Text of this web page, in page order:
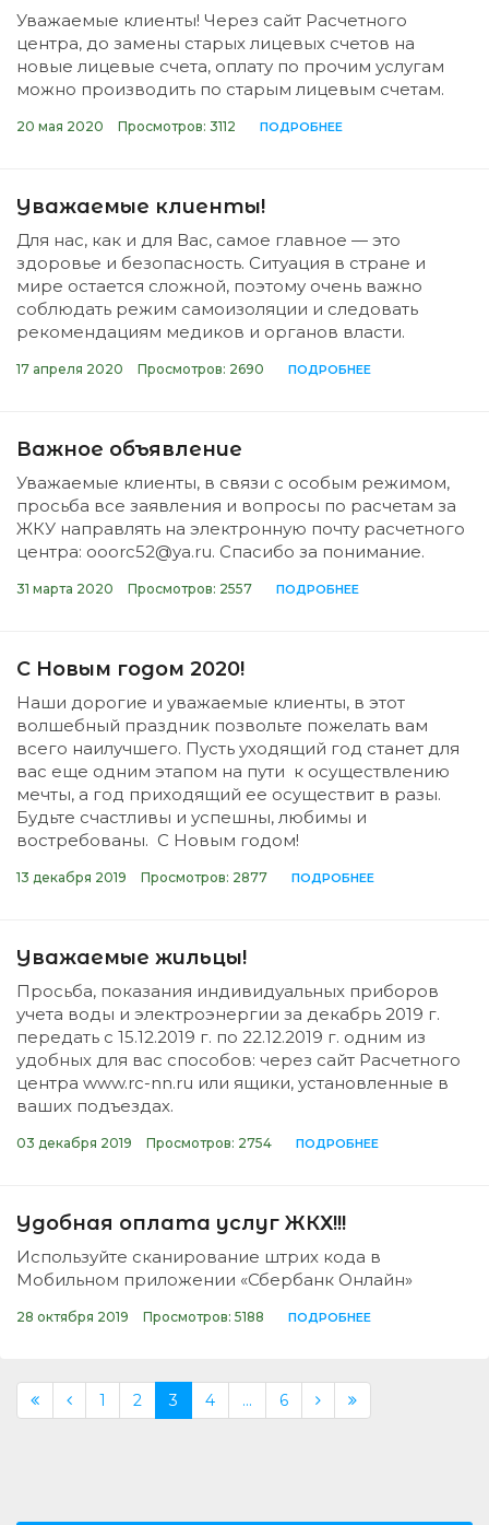
Уважаемые клиенты! Через сайт Расчетного
центра, до замены старых лицевых счетов на
новые лицевые счета, оплату по прочим услугам
можно производить по старым лицевым счетам.
20 мая 2020 Просмотров: 3112 ПОДРОБНЕЕ
Уважаемые клиенты!
Для нас, как и для Вас, самое главное — это
здоровье и безопасность. Ситуация в стране и
мире остается сложной, поэтому очень важно
соблюдать режим самоизоляции и следовать
рекомендациям медиков и органов власти.
17 апреля 2020 Просмотров: 2690 ПОДРОБНЕЕ
Важное объявление
Уважаемые клиенты, в связи с особым режимом,
просьба все заявления и вопросы по расчетам за
ЖКУ направлять на электронную почту расчетного
центра: ooorc52@ya.ru. Спасибо за понимание.
31 марта 2020 Просмотров: 2557 ПОДРОБНЕЕ
С Новым годом 2020!
Наши дорогие и уважаемые клиенты, в этот
волшебный праздник позвольте пожелать вам
всего наилучшего. Пусть уходящий год станет для
вас еще одним этапом на пути к осуществлению
мечты, а год приходящий ее осуществит в разы.
Будьте счастливы и успешны, любимы и
востребованы. С Новым годом!
13 декабря 2019 Просмотров: 2877 ПОДРОБНЕЕ
Уважаемые жильцы!
Просьба, показания индивидуальных приборов
учета воды и электроэнергии за декабрь 2019 г.
передать с 15.12.2019 г. по 22.12.2019 г. одним из
удобных для вас способов: через сайт Расчетного
центра www.rc-nn.ru или ящики, установленные в
ваших подъездах.
03 декабря 2019 Просмотров: 2754 ПОДРОБНЕЕ
Удобная оплата услуг ЖКХ!!!
Используйте сканирование штрих кода в
Мобильном приложении «Сбербанк Онлайн»
28 октября 2019 Просмотров: 5188 ПОДРОБНЕЕ
1 2 3 4 ... 6